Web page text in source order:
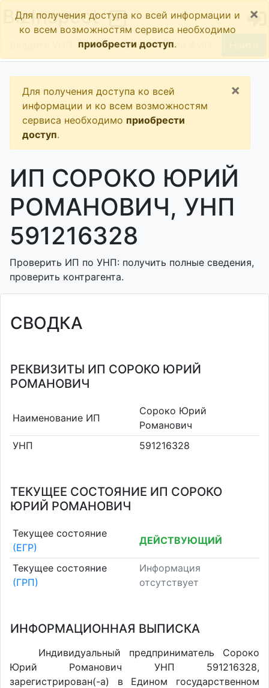
BizInspect
Для получения доступа ко всей информации и
ко всем возможностям сервиса необходимо
приобрести доступ.
×
Для получения доступа ко всей
информации и ко всем возможностям
сервиса необходимо приобрести
доступ.
×
ИП СОРОКО ЮРИЙ
РОМАНОВИЧ, УНП
591216328
Проверить ИП по УНП: получить полные сведения,
проверить контрагента.
СВОДКА
РЕКВИЗИТЫ ИП СОРОКО ЮРИЙ
РОМАНОВИЧ
Наименование ИП
Сороко Юрий
Романович
УНП
591216328
ТЕКУЩЕЕ СОСТОЯНИЕ ИП СОРОКО
ЮРИЙ РОМАНОВИЧ
Текущее состояние
(ЕГР)
ДЕЙСТВУЮЩИЙ
Текущее состояние
(ГРП)
Информация
отсутствует
ИНФОРМАЦИОННАЯ ВЫПИСКА
Индивидуальный предприниматель Сороко
Юрий Романович УНП 591216328,
зарегистрирован(-а) в Едином государственном